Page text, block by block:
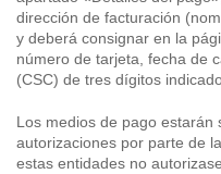
dirección de facturación
y deberá consignar en la
número de tarjeta, fecha de
(CSC) de tres dígitos
Los medios de pago estarán
autorizaciones por parte de
estas entidades no